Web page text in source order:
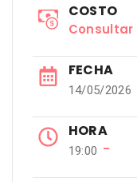
COSTO
Consultar
FECHA
14/05/2026
HORA
19:00 −